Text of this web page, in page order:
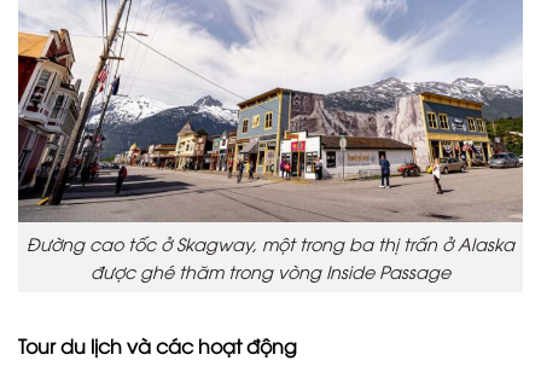
Đường cao tốc ở Skagway, một trong ba thị trấn ở Alaska
được ghé thăm trong vòng Inside Passage
Tour du lịch và các hoạt động